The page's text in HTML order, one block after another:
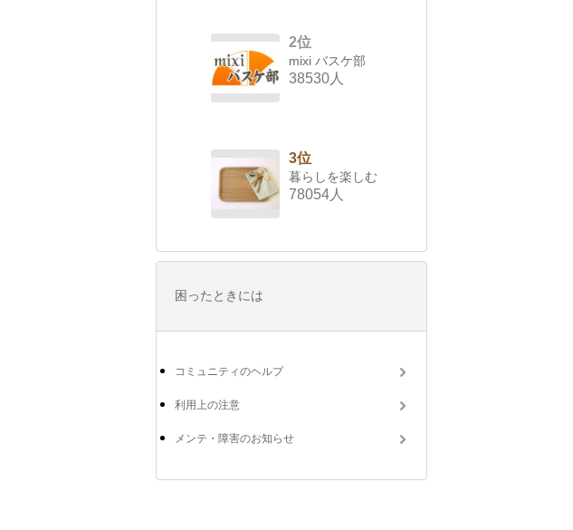
2位
mixi バスケ部
38530人
3位
暮らしを楽しむ
78054人
困ったときには
コミュニティのヘルプ
利用上の注意
メンテ・障害のお知らせ